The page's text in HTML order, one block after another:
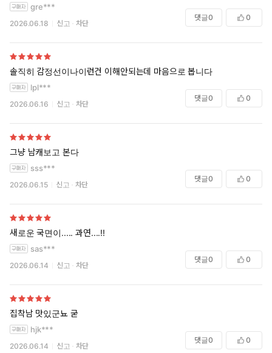
gre***
2026.06.18 신고 차단
댓글0 0
솔직히 감정선이나이런건 이해안되는데 마음으로 봅니다
lpl***
2026.06.16 신고 차단
댓글0 0
그냥 남캐보고 본다
sss***
2026.06.15 신고 차단
댓글0 0
새로운 국면이..... 과연....!!
sas***
2026.06.14 신고 차단
댓글0 0
집착남 맛있군뇨 굳
hjk***
2026.06.14 신고 차단
댓글0 0